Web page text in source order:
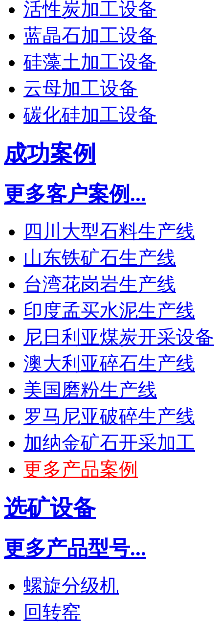
活性炭加工设备
蓝晶石加工设备
硅藻土加工设备
云母加工设备
碳化硅加工设备
成功案例
更多客户案例...
四川大型石料生产线
山东铁矿石生产线
台湾花岗岩生产线
印度孟买水泥生产线
尼日利亚煤炭开采设备
澳大利亚碎石生产线
美国磨粉生产线
罗马尼亚破碎生产线
加纳金矿石开采加工
更多产品案例
选矿设备
更多产品型号...
螺旋分级机
回转窑